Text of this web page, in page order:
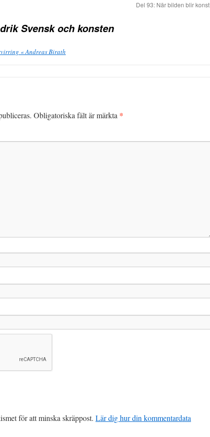
Del 93: När bilden blir konst
Svensk och konsten
« Andreas Birath
Obligatoriska fält är märkta *
för att minska skräppost. Lär dig hur din kommentardata